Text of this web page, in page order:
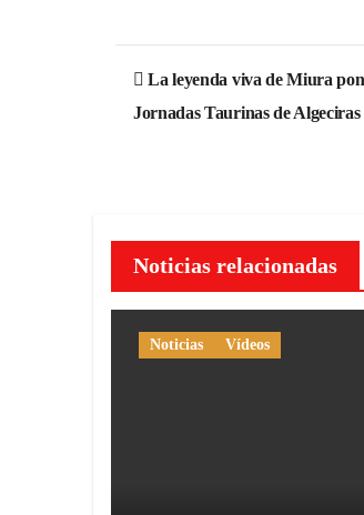
Navegación
de
La leyenda viva de Miura
Jornadas Taurinas de Algeciras
Noticias relacionadas
Noticias Vídeos